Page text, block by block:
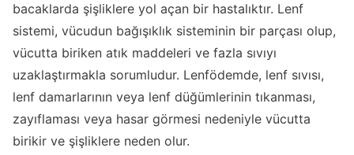
bacaklarda şişliklere yol açan bir hastalıktır. Lenf
sistemi, vücudun bağışıklık sisteminin bir parçası olup,
vücutta biriken atık maddeleri ve fazla sıvıyı
uzaklaştırmakla sorumludur. Lenfödemde, lenf sıvısı,
lenf damarlarının veya lenf düğümlerinin tıkanması,
zayıflaması veya hasar görmesi nedeniyle vücutta
birikir ve şişliklere neden olur.